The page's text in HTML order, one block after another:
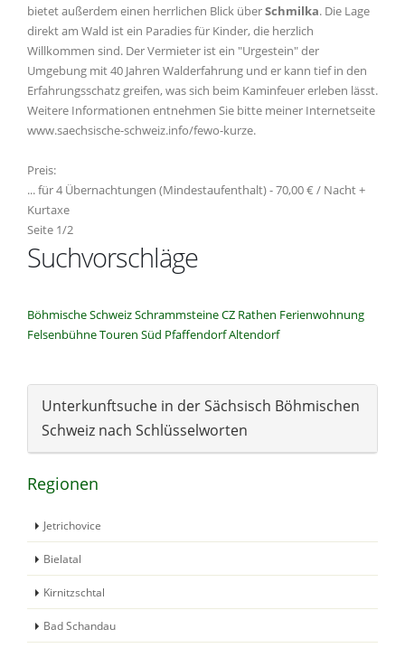
bietet außerdem einen herrlichen Blick überSchmilka. Die Lage
direkt am Wald ist ein Paradies für Kinder, die herzlich
Willkommen sind. Der Vermieter ist ein "Urgestein" der
Umgebung mit 40 Jahren Walderfahrung und er kann tief in den
Erfahrungsschatz greifen, was sich beim Kaminfeuer erleben lässt.
Weitere Informationen entnehmen Sie bitte meiner Internetseite
www.saechsische-schweiz.info/fewo-kurze.
Preis:
... für 4 Übernachtungen (Mindestaufenthalt) - 70,00 € / Nacht +
Kurtaxe
Seite 1/2
Suchvorschläge
Böhmische SchweizSchrammsteineCZ Rathen Ferienwohnung
FelsenbühneTouren Süd PfaffendorfAltendorf
Unterkunftsuche in der Sächsisch Böhmischen
Schweiz nach Schlüsselworten
Regionen
Jetrichovice
Bielatal
Kirnitzschtal
Bad Schandau